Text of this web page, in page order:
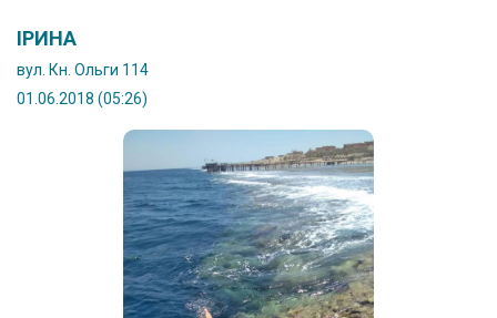
ІРИНА
вул. Кн. Ольги 114
01.06.2018 (05:26)